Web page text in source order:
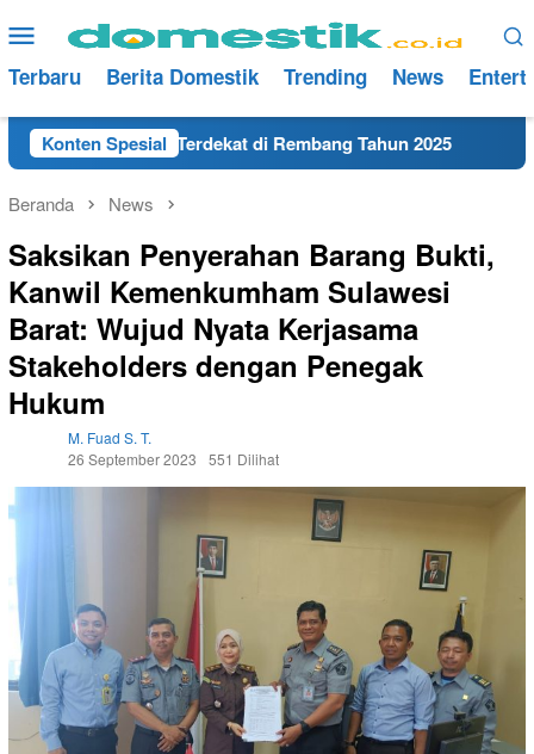
ke
konten
Menu
Mobile
Terbaru Berita Domestik Trending News
Konten Spesial
SMA/SMK Terdekat di Rembang Tahun 2025
Beranda News
Saksikan Penyerahan Barang Bukti,
Kanwil Kemenkumham Sulawesi
Barat: Wujud Nyata Kerjasama
Stakeholders dengan Penegak
Hukum
M. Fuad S. T.
26 September 2023
551 Dilihat